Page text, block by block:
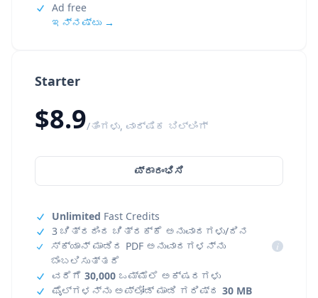
Starter
$8.9/ತಿಂಗಳು, ವಾರ್ಷಿಕ ಬಿಲ್ಲಿಂಗ್
ಪ್ರಾರಂಭಿಸಿ
Unlimited Fast Credits
3 ಚಿತ್ರದಿಂದ ಚಿತ್ರಕ್ಕೆ ಅನುವಾದಗಳು/ದಿನ
ಸ್ಕ್ಯಾನ್ ಮಾಡಿದ PDF ಅನುವಾದಗಳನ್ನು
ಬೆಂಬಲಿಸುತ್ತದೆ
i
ವರೆಗೆ 30,000 ಒಮ್ಮೆಲೆ ಅಕ್ಷರಗಳು
ಫೈಲ್‌ಗಳನ್ನು ಅಪ್‌ಲೋಡ್ ಮಾಡಿ ಗರಿಷ್ಠ 30 MB
Ad free
ಇನ್ನಷ್ಟು →